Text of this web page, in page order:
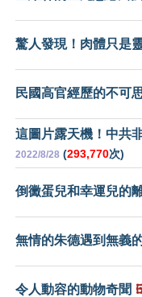
驚人發現！肉體只是
民國高官經歷的不可
這圖片露天機！中共
2022/8/28 (293,770次)
倒黴蛋兒和幸運兒的
無情的朱德遇到無義
令人動容的動物奇聞